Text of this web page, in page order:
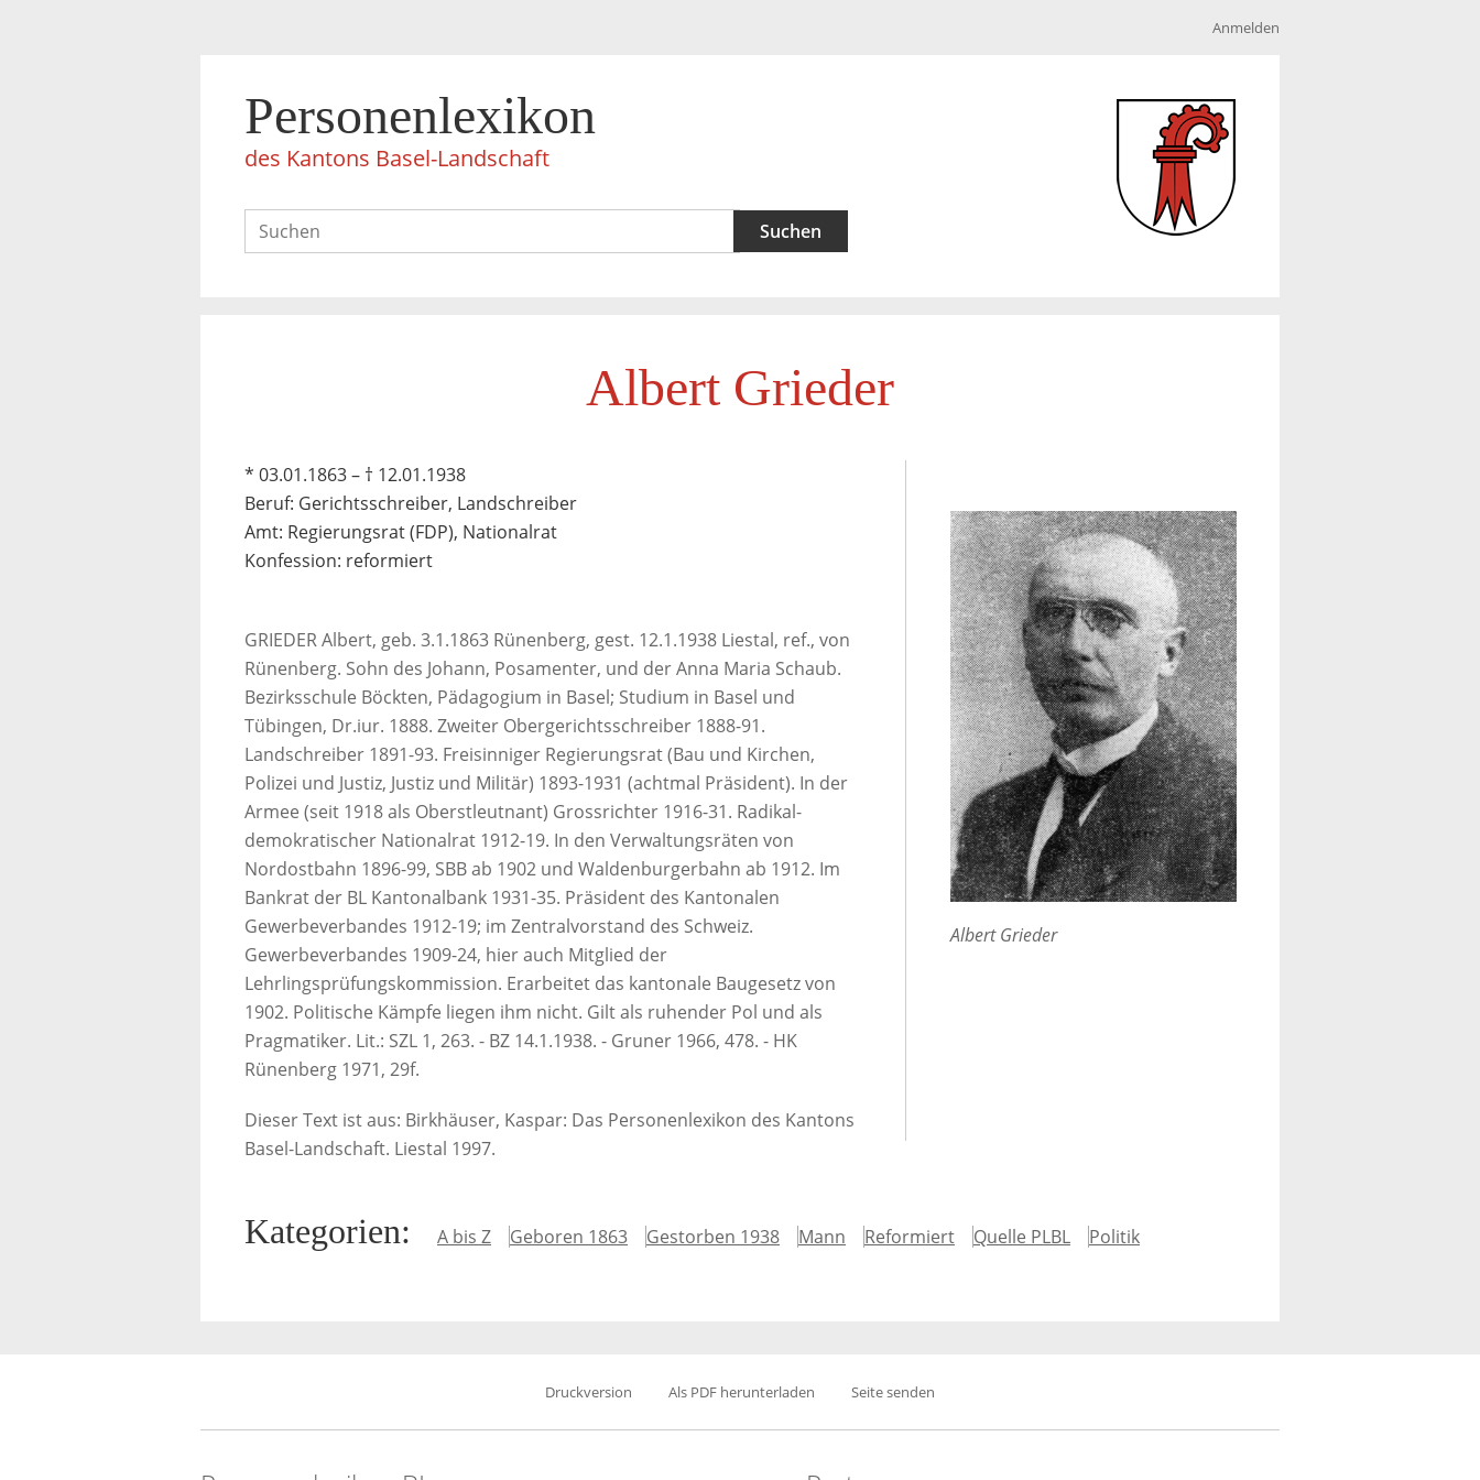
Anmelden
Personenlexikon
des Kantons Basel-Landschaft
Albert Grieder
* 03.01.1863 – † 12.01.1938
Beruf: Gerichtsschreiber, Landschreiber
Amt: Regierungsrat (FDP), Nationalrat
Konfession: reformiert
Albert Grieder
GRIEDER Albert, geb. 3.1.1863 Rünenberg, gest. 12.1.1938 Liestal, ref., von
Rünenberg. Sohn des Johann, Posamenter, und der Anna Maria Schaub.
Bezirksschule Böckten, Pädagogium in Basel; Studium in Basel und
Tübingen, Dr.iur. 1888. Zweiter Obergerichtsschreiber 1888-91.
Landschreiber 1891-93. Freisinniger Regierungsrat (Bau und Kirchen,
Polizei und Justiz, Justiz und Militär) 1893-1931 (achtmal Präsident). In der
Armee (seit 1918 als Oberstleutnant) Grossrichter 1916-31. Radikal-
demokratischer Nationalrat 1912-19. In den Verwaltungsräten von
Nordostbahn 1896-99, SBB ab 1902 und Waldenburgerbahn ab 1912. Im
Bankrat der BL Kantonalbank 1931-35. Präsident des Kantonalen
Gewerbeverbandes 1912-19; im Zentralvorstand des Schweiz.
Gewerbeverbandes 1909-24, hier auch Mitglied der
Lehrlingsprüfungskommission. Erarbeitet das kantonale Baugesetz von
1902. Politische Kämpfe liegen ihm nicht. Gilt als ruhender Pol und als
Pragmatiker. Lit.: SZL 1, 263. - BZ 14.1.1938. - Gruner 1966, 478. - HK
Rünenberg 1971, 29f.
Dieser Text ist aus: Birkhäuser, Kaspar: Das Personenlexikon des Kantons
Basel-Landschaft. Liestal 1997.
Kategorien: A bis Z Geboren 1863 Gestorben 1938 Mann Reformiert Quelle PLBL Politik
Druckversion Als PDF herunterladen Seite senden